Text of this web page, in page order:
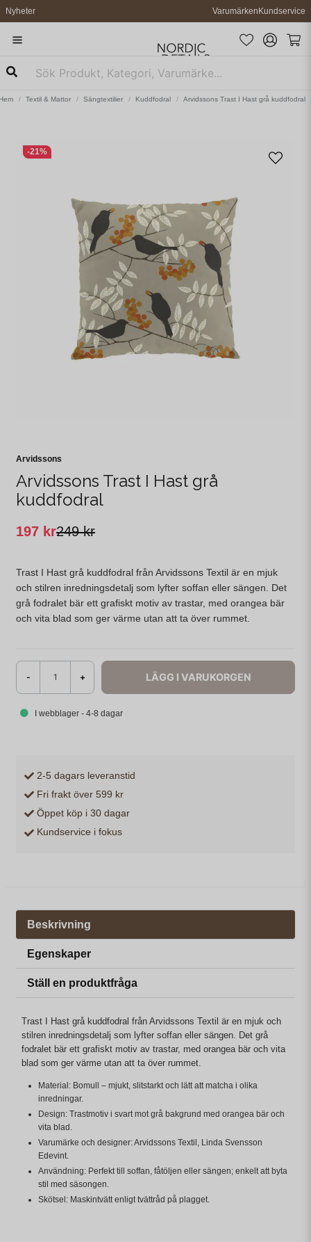
Nyheter VarumärkenKundservice
Textil & Mattor Sängtextilier Kuddfodral Arvidssons Trast I Hast grå kuddfodral
-21%
Arvidssons
Arvidssons Trast I Hast grå
kuddfodral
249 kr
197 kr
Trast I Hast grå kuddfodral från Arvidssons Textil är en mjuk
och stilren inredningsdetalj som lyfter soffan eller sängen. Det
grå fodralet bär ett grafiskt motiv av trastar, med orangea bär
och vita blad som ger värme utan att ta över rummet.
- + LÄGG I VARUKORGEN
I webblager - 4-8 dagar
2-5 dagars leveranstid
Fri frakt över 599 kr
Öppet köp i 30 dagar
Kundservice i fokus
Beskrivning
Egenskaper
Ställ en produktfråga
Trast I Hast grå kuddfodral från Arvidssons Textil är en mjuk och
stilren inredningsdetalj som lyfter soffan eller sängen. Det grå
fodralet bär ett grafiskt motiv av trastar, med orangea bär och vita
blad som ger värme utan att ta över rummet.
Material: Bomull – mjukt, slitstarkt och lätt att matcha i olika
inredningar.
Design: Trastmotiv i svart mot grå bakgrund med orangea bär och
vita blad.
Varumärke och designer: Arvidssons Textil, Linda Svensson
Edevint.
Användning: Perfekt till soffan, fåtöljen eller sängen; enkelt att byta
stil med säsongen.
Skötsel: Maskintvätt enligt tvättråd på plagget.